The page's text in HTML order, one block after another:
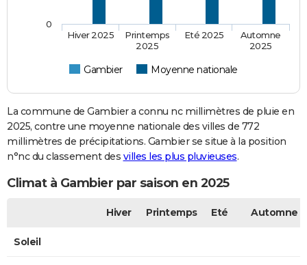
Gambier Moyenne nationale
Hiver 2025
Printemps
2025
Eté 2025
Automne
2025
0
La commune de Gambier a connu nc millimètres de pluie en
2025, contre une moyenne nationale des villes de 772
millimètres de précipitations. Gambier se situe à la position
n°nc du classement des villes les plus pluvieuses.
Climat à Gambier par saison en 2025
Hiver Printemps Eté Automne
Soleil